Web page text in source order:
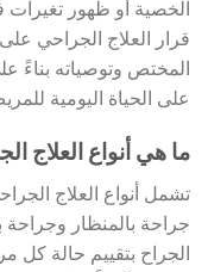
الخصية أو ظهور تغيرات
قرار العلاج الجراحي
المختص وتوصياته بناءً
على الحياة اليومية
ما هي أنواع العلاج
تشمل أنواع العلاج
جراحة بالمنظار وجراحة
الجراح بتقييم حالة كل